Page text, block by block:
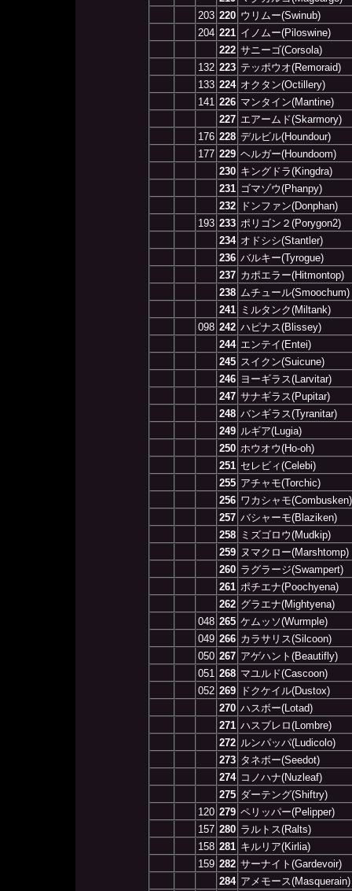
203 220 ウリムー(Swinub)
204 221 イノムー(Piloswine)
222 サニーゴ(Corsola)
132 223 テッポウオ(Remoraid)
133 224 オクタン(Octillery)
141 226 マンタイン(Mantine)
227 エアームド(Skarmory)
176 228 デルビル(Houndour)
177 229 ヘルガー(Houndoom)
230 キングドラ(Kingdra)
231 ゴマゾウ(Phanpy)
232
ドンファン(Donphan)
193 233 ポリゴン２(Porygon2)
234 オドシシ(Stantler)
236 バルキー(Tyrogue)
237 カポエラー(Hitmontop)
238 ムチュール(Smoochum)
241
ミルタンク(Miltank)
098 242 ハピナス(Blissey)
244 エンテイ(Entei)
245 スイクン(Suicune)
246 ヨーギラス(Larvitar)
247 サナギラス(Pupitar)
248 バンギラス(Tyranitar)
249 ルギア(Lugia)
250 ホウオウ(Ho-oh)
251 セレビィ(Celebi)
255 アチャモ(Torchic)
256 ワカシャモ(Combusken)
257 バシャーモ(Blaziken)
258
ミズゴロウ(Mudkip)
259 ヌマクロー(Marshtomp)
260 ラグラージ(Swampert)
261 ポチエナ(Poochyena)
262 グラエナ(Mightyena)
048 265 ケムッソ(Wurmple)
049 266 カラサリス(Silcoon)
050 267 アゲハント(Beautifly)
051 268 マユルド(Cascoon)
052 269
ドクケイル(Dustox)
270 ハスボー(Lotad)
271 ハスブレロ(Lombre)
272 ルンパッパ(Ludicolo)
273 タネボー(Seedot)
274 コノハナ(Nuzleaf)
275 ダーテング(Shiftry)
120 279 ペリッパー(Pelipper)
157 280 ラルトス(Ralts)
158 281 キルリア(Kirlia)
159 282 サーナイト(Gardevoir)
284 アメモース(Masquerain)